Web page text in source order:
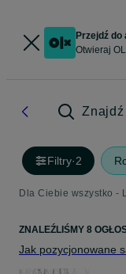
Przejdź
Otwieraj
Filtry·2
Dla Ciebie wszystko -
ZNALEŹLIŚMY 8
Jak pozycjonowane